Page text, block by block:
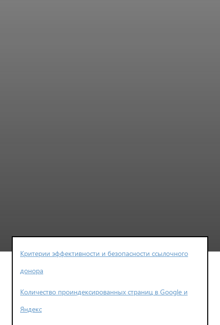
Критерии эффективности и безопасности ссылочного
донора
Количество проиндексированных страниц в Google и
Яндекс